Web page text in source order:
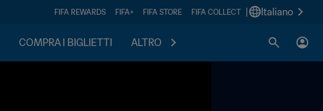
FIFA REWARDS FIFA+ FIFA STORE FIFA COLLECT Italiano
COMPRA I BIGLIETTI ALTRO